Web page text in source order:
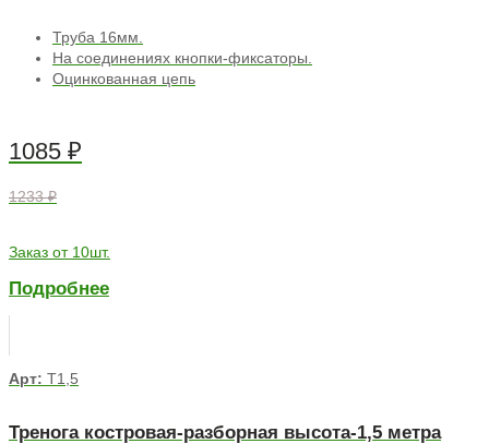
Труба 16мм.
На соединениях кнопки-фиксаторы.
Оцинкованная цепь
1085 ₽
1233 ₽
Заказ от 10шт.
Подробнее
Арт: Т1,5
Тренога костровая-разборная высота-1,5 метра